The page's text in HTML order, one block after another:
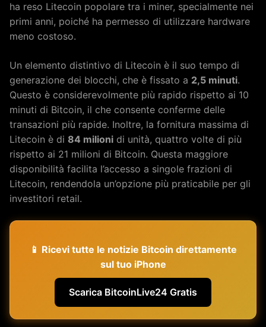
ha reso Litecoin popolare tra i miner, specialmente nei
primi anni, poiché ha permesso di utilizzare hardware
meno costoso.
Un elemento distintivo di Litecoin è il suo tempo di
generazione dei blocchi, che è fissato a 2,5 minuti.
Questo è considerevolmente più rapido rispetto ai 10
minuti di Bitcoin, il che consente conferme delle
transazioni più rapide. Inoltre, la fornitura massima di
Litecoin è di 84 milioni di unità, quattro volte di più
rispetto ai 21 milioni di Bitcoin. Questa maggiore
disponibilità facilita l’accesso a singole frazioni di
Litecoin, rendendola un’opzione più praticabile per gli
investitori retail.
📱 Ricevi tutte le notizie Bitcoin direttamente
sul tuo iPhone
Scarica BitcoinLive24 Gratis